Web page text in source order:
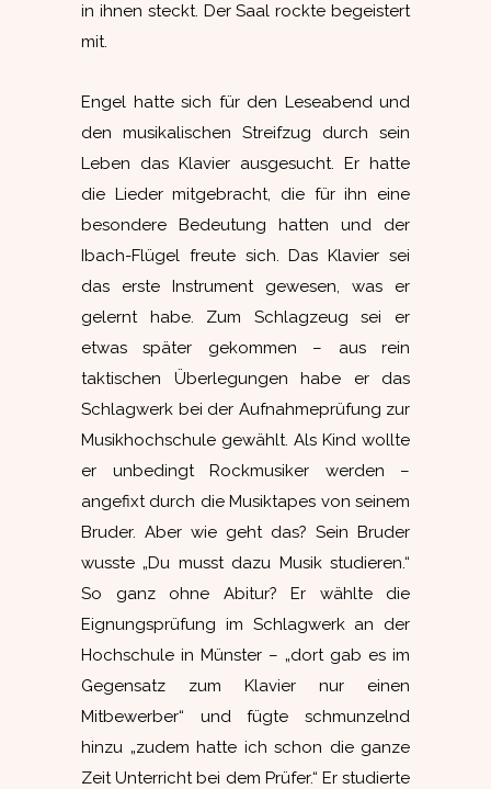
in ihnen steckt. Der Saal rockte begeistert
mit.
Engel hatte sich für den Leseabend und
den musikalischen Streifzug durch sein
Leben das Klavier ausgesucht. Er hatte
die Lieder mitgebracht, die für ihn eine
besondere Bedeutung hatten und der
Ibach-Flügel freute sich. Das Klavier sei
das erste Instrument gewesen, was er
gelernt habe. Zum Schlagzeug sei er
etwas später gekommen – aus rein
taktischen Überlegungen habe er das
Schlagwerk bei der Aufnahmeprüfung zur
Musikhochschule gewählt. Als Kind wollte
er unbedingt Rockmusiker werden –
angefixt durch die Musiktapes von seinem
Bruder. Aber wie geht das? Sein Bruder
wusste „Du musst dazu Musik studieren.“
So ganz ohne Abitur? Er wählte die
Eignungsprüfung im Schlagwerk an der
Hochschule in Münster – „dort gab es im
Gegensatz zum Klavier nur einen
Mitbewerber“ und fügte schmunzelnd
hinzu „zudem hatte ich schon die ganze
Zeit Unterricht bei dem Prüfer.“ Er studierte